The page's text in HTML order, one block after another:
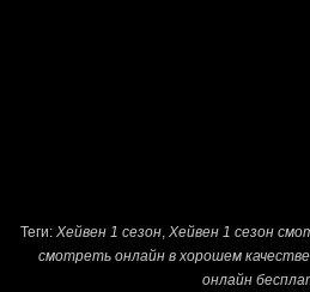
Теги: Хейвен 1 сезон, Хейвен 1 сезон
смотреть онлайн в хорошем качестве
онлайн